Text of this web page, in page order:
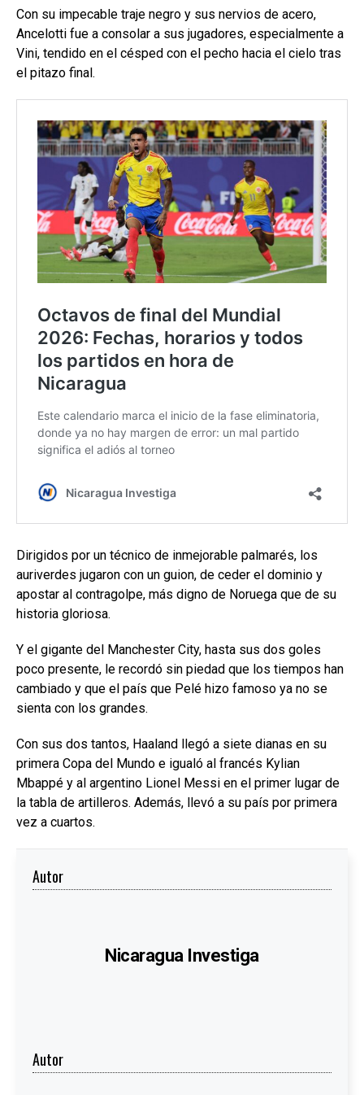
Con su impecable traje negro y sus nervios de acero,
Ancelotti fue a consolar a sus jugadores, especialmente a
Vini, tendido en el césped con el pecho hacia el cielo tras
el pitazo final.
Dirigidos por un técnico de inmejorable palmarés, los
auriverdes jugaron con un guion, de ceder el dominio y
apostar al contragolpe, más digno de Noruega que de su
historia gloriosa.
Y el gigante del Manchester City, hasta sus dos goles
poco presente, le recordó sin piedad que los tiempos han
cambiado y que el país que Pelé hizo famoso ya no se
sienta con los grandes.
Con sus dos tantos, Haaland llegó a siete dianas en su
primera Copa del Mundo e igualó al francés Kylian
Mbappé y al argentino Lionel Messi en el primer lugar de
la tabla de artilleros. Además, llevó a su país por primera
vez a cuartos.
Autor
Nicaragua Investiga
Autor